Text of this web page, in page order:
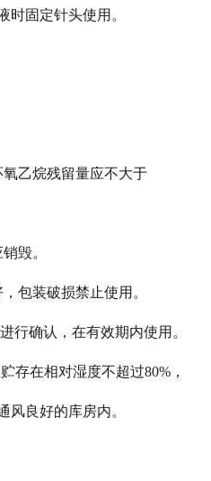
时固定针头使用。
氧乙烷残留量应不大于
毁。
包装破损禁止使用。
行确认，在有效期内使用。
存在相对湿度不超过80%，
风良好的库房内。